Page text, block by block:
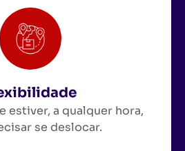
estiver, a qualquer hora,
se deslocar.